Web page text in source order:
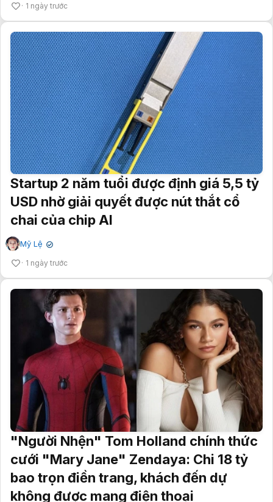
1 ngày trước
Startup 2 năm tuổi được định giá 5,5 tỷ
USD nhờ giải quyết được nút thắt cổ
chai của chip AI
Mỹ Lệ ✔
1 ngày trước
"Người Nhện" Tom Holland chính thức
cưới "Mary Jane" Zendaya: Chi 18 tỷ
bao trọn điền trang, khách đến dự
không được mang điện thoại